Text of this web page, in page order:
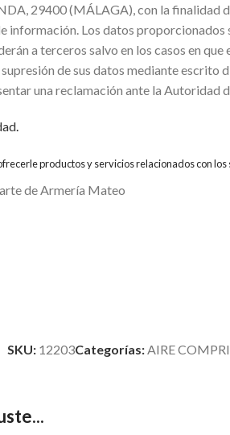
29400 (MÁLAGA), con la finalidad
información. Los datos
a terceros salvo en los casos en
de sus datos mediante escrito
una reclamación ante la Autoridad
productos y servicios relacionados con
de Armería Mateo
SKU: 12203Categorías: AIRE